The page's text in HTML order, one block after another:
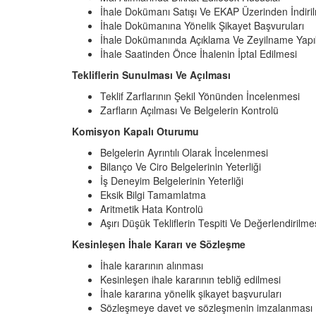
İhale Dokümanı Satışı Ve EKAP Üzerinden
İhale Dokümanına Yönelik Şikayet Başvuruları
İhale Dokümanında Açıklama Ve Zeyilname
İhale Saatinden Önce İhalenin İptal Edilmesi
Tekliflerin Sunulması Ve Açılması
Teklif Zarflarının Şekil Yönünden İncelenmesi
Zarfların Açılması Ve Belgelerin Kontrolü
Komisyon Kapalı Oturumu
Belgelerin Ayrıntılı Olarak İncelenmesi
Bilanço Ve Ciro Belgelerinin Yeterliği
İş Deneyim Belgelerinin Yeterliği
Eksik Bilgi Tamamlatma
Aritmetik Hata Kontrolü
Aşırı Düşük Tekliflerin Tespiti Ve
Kesinleşen İhale Kararı ve Sözleşme
İhale kararının alınması
Kesinleşen ihale kararının tebliğ edilmesi
İhale kararına yönelik şikayet başvuruları
Sözleşmeye davet ve sözleşmenin imzalanması